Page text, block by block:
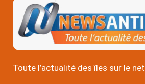
Toute l’actualité des îles sur le net